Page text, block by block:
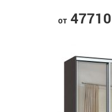
от 47710